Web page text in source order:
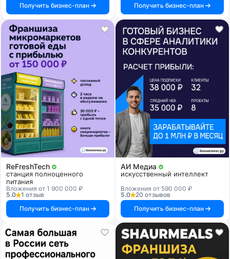
Получить бизнес-план
Получить бизнес-план
ReFreshTech
станция полноценного
питания
Вложения от 1 900 000 ₽
5.0
1 отзыв
Получить бизнес-план
АИ Медиа
искусственный интеллект
Вложения от 590 000 ₽
5.0
20 отзывов
Получить бизнес-план